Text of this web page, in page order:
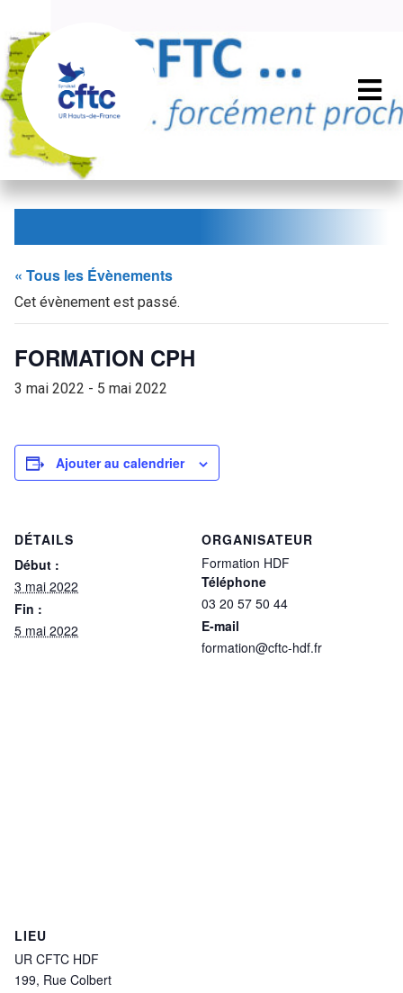
« Tous les Évènements
Cet évènement est passé.
FORMATION CPH
3 mai 2022 - 5 mai 2022
Ajouter au calendrier
DÉTAILS
Début :
3 mai 2022
Fin :
5 mai 2022
ORGANISATEUR
Formation HDF
Téléphone
03 20 57 50 44
E-mail
formation@cftc-hdf.fr
LIEU
UR CFTC HDF
199, Rue Colbert